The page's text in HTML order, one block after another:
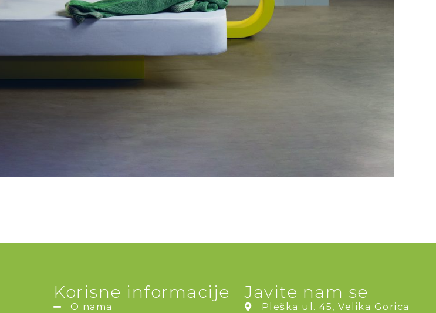
Korisne informacije
O nama
Javite nam se
Pleška ul. 45, Velika Gorica